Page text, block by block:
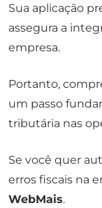
Sua aplicação
assegura a
empresa.
Portanto,
um passo
tributária nas
Se você quer
erros fiscais na
WebMais.